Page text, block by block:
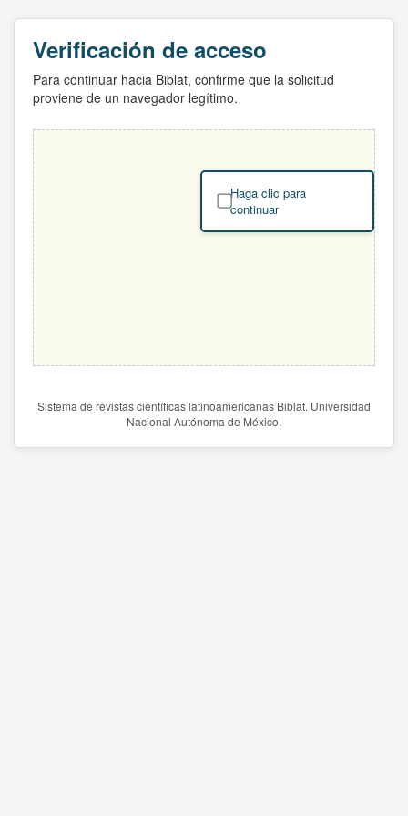
Verificación de acceso
Para continuar hacia Biblat, confirme que la solicitud
proviene de un navegador legítimo.
Haga clic para
continuar
Sistema de revistas científicas latinoamericanas Biblat. Universidad
Nacional Autónoma de México.